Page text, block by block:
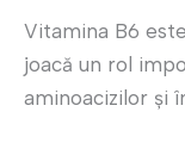
Vitamina B6
joacă un rol
aminoacizilor și